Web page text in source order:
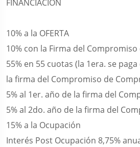
FINANCIACIÓN
10% a la OFERTA
10% con la Firma del
55% en 55 cuotas (la 1era. se
la firma del Compromiso de
5% al 1er. año de la firma del
5% al 2do. año de la firma del
15% a la Ocupación
Interés Post Ocupación 8,75%